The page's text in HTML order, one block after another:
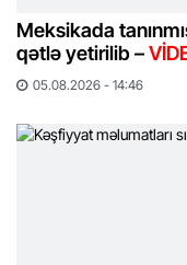
Meksikada
qətlə yetirilib –
05.08.2026 - 14:46